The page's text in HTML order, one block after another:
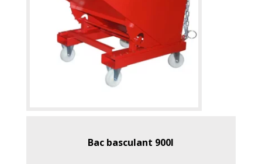
Bac basculant 900l